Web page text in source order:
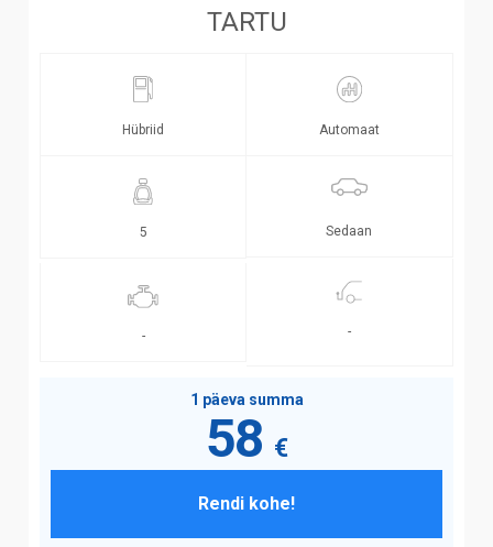
TARTU
Hübriid Automaat
5 Sedaan
- -
1 päeva summa
58 €
Rendi kohe!